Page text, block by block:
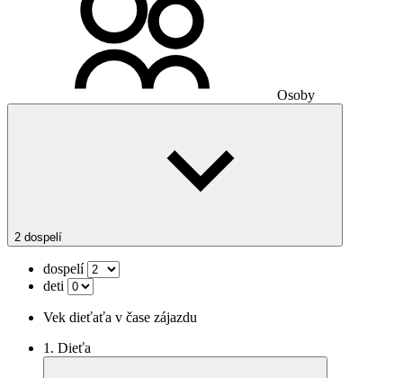
Osoby
2 dospelí
dospelí
deti
Vek dieťaťa v čase zájazdu
1. Dieťa